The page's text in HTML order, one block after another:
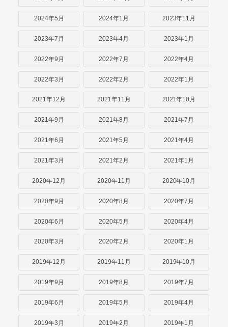
2024年5月 2024年1月 2023年11月
2023年7月 2023年4月 2023年1月
2022年9月 2022年7月 2022年4月
2022年3月 2022年2月 2022年1月
2021年12月 2021年11月 2021年10月
2021年9月 2021年8月 2021年7月
2021年6月 2021年5月 2021年4月
2021年3月 2021年2月 2021年1月
2020年12月 2020年11月 2020年10月
2020年9月 2020年8月 2020年7月
2020年6月 2020年5月 2020年4月
2020年3月 2020年2月 2020年1月
2019年12月 2019年11月 2019年10月
2019年9月 2019年8月 2019年7月
2019年6月 2019年5月 2019年4月
2019年3月 2019年2月 2019年1月